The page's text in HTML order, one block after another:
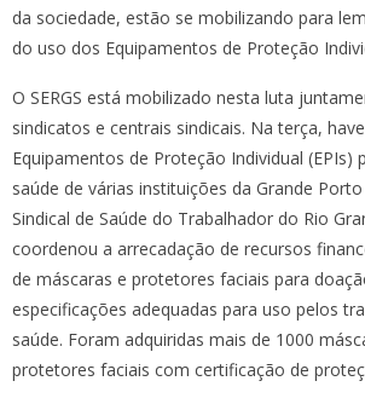
da sociedade, estão se mobilizando para
do uso dos Equipamentos de Proteção
O SERGS está mobilizado nesta luta
sindicatos e centrais sindicais. Na terça,
Equipamentos de Proteção Individual (EPIs)
saúde de várias instituições da Grande
Sindical de Saúde do Trabalhador do Rio
coordenou a arrecadação de recursos
de máscaras e protetores faciais para
especificações adequadas para uso pelos
saúde. Foram adquiridas mais de 1000
protetores faciais com certificação de